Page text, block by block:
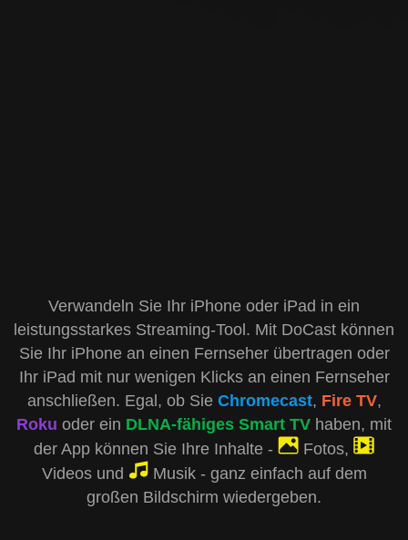
Verwandeln Sie Ihr iPhone oder iPad in ein
leistungsstarkes Streaming-Tool. Mit DoCast können
Sie Ihr iPhone an einen Fernseher übertragen oder
Ihr iPad mit nur wenigen Klicks an einen Fernseher
anschließen. Egal, ob Sie Chromecast, Fire TV,
Roku oder ein DLNA-fähiges Smart TV haben, mit
der App können Sie Ihre Inhalte -
Fotos,
Videos und
Musik - ganz einfach auf dem
großen Bildschirm wiedergeben.